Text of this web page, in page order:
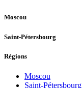
Moscou
Saint-Pétersbourg
Régions
Moscou
Saint-Pétersbourg